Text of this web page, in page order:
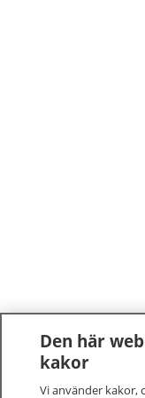
Den här
kakor
Vi använder kakor,